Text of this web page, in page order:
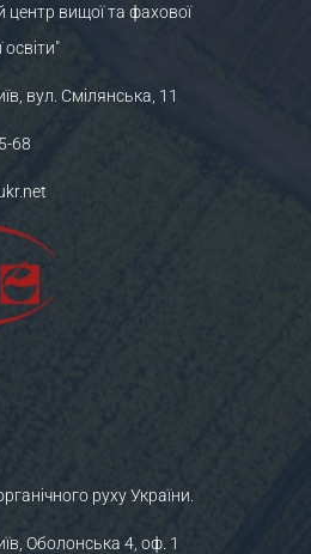
центр вищої та фахової
вул. Смілянська, 11
68
руху України.
Оболонська 4, оф. 1